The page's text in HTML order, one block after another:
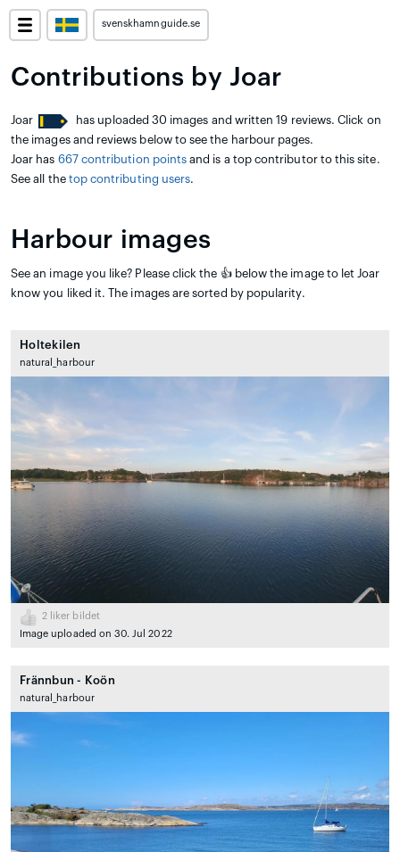
svenskhamnguide.se
Contributions by Joar
Joar
has uploaded 30 images and written 19 reviews. Click on
the images and reviews below to see the harbour pages.
Joar has 667 contribution points and is a top contributor to this site.
See all the top contributing users.
Harbour images
See an image you like? Please click the 👍 below the image to let Joar
know you liked it. The images are sorted by popularity.
Holtekilen
natural_harbour
2 liker bildet
Image uploaded on 30. Jul 2022
Frännbun - Koön
natural_harbour